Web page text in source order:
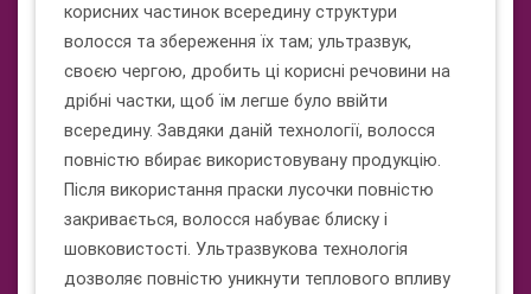
корисних частинок всередину структури
волосся та збереження їх там; ультразвук,
своєю чергою, дробить ці корисні речовини на
дрібні частки, щоб їм легше було ввійти
всередину. Завдяки даній технології, волосся
повністю вбирає використовувану продукцію.
Після використання праски лусочки повністю
закривається, волосся набуває блиску і
шовковистості. Ультразвукова технологія
дозволяє повністю уникнути теплового впливу